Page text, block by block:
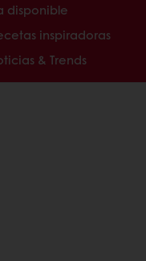
disponible
inspiradoras
& Trends